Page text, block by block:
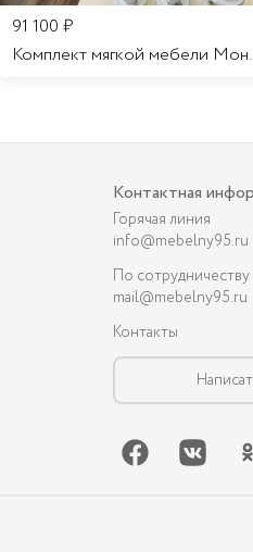
91 100 ₽
Контактная
Горячая линия
info@mebelny95.ru
По сотрудничеству
mail@mebelny95.ru
Контакты